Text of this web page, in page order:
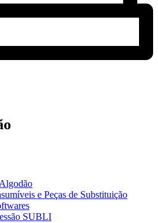
e Peças de Substituição
SUBLI